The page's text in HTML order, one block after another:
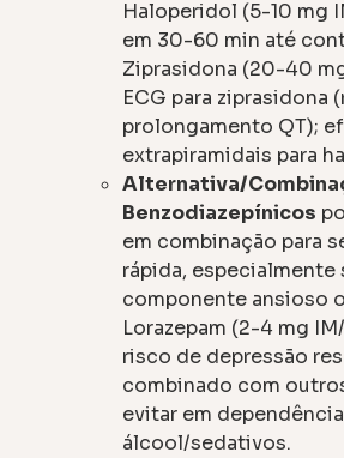
Haloperidol (5-10 mg
em 30-60 min até
Ziprasidona (20-40
ECG para ziprasidona
prolongamento QT);
extrapiramidais para
Alternativa/
Benzodiazepínicos
em combinação para
rápida, especialmente
componente ansioso
Lorazepam (2-4 mg
risco de depressão
combinado com
evitar em
álcool/sedativos.